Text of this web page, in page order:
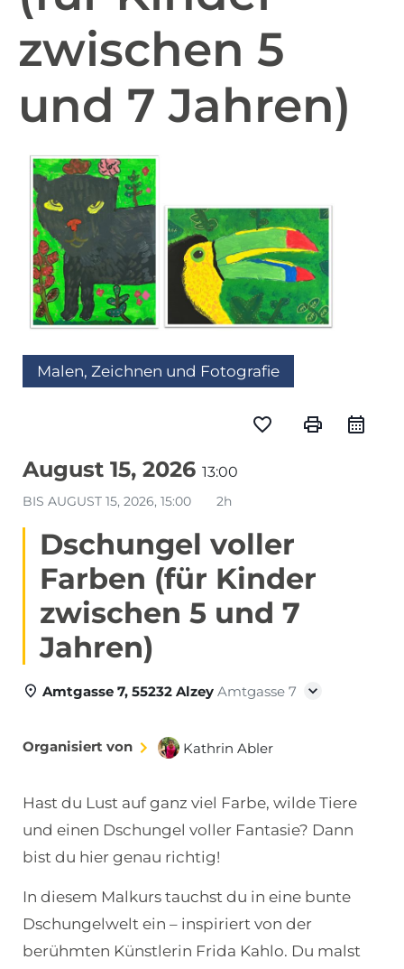
zwischen 5
und 7 Jahren)
Malen, Zeichnen und Fotografie
favorite_border print
August 15, 2026 13:00
BIS AUGUST 15, 2026, 15:00 2h
Dschungel voller
Farben (für Kinder
zwischen 5 und 7
Jahren)
Amtgasse 7, 55232 Alzey Amtgasse 7
Organisiert von Kathrin Abler
Hast du Lust auf ganz viel Farbe, wilde Tiere
und einen Dschungel voller Fantasie? Dann
bist du hier genau richtig!
In diesem Malkurs tauchst du in eine bunte
Dschungelwelt ein – inspiriert von der
berühmten Künstlerin Frida Kahlo. Du malst